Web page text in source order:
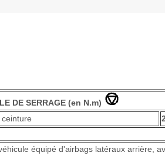
DE SERRAGE (en N.m)
équipé d'airbags latéraux arrière,